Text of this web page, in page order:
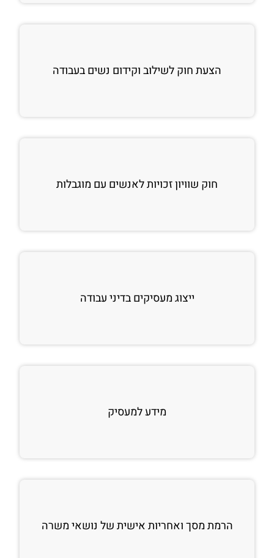
הצעת חוק לשילוב וקידום נשים בעבודה
חוק שוויון זכויות לאנשים עם מוגבלות
ייצוג מעסיקים בדיני עבודה
מידע למעסיק
הרמת מסך ואחריות אישית של נושאי משרה